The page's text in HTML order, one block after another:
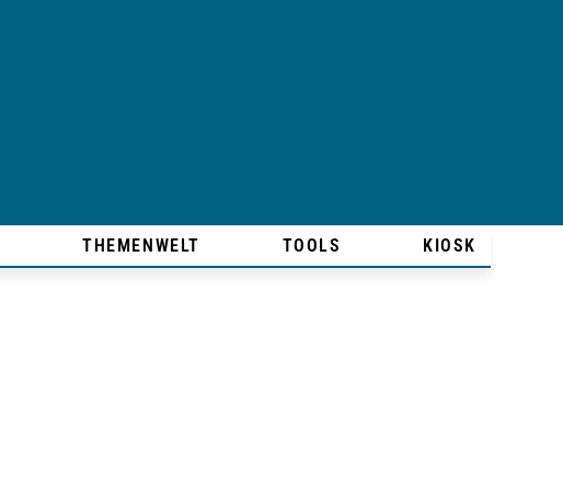
THEMENWELT TOOLS KIOSK